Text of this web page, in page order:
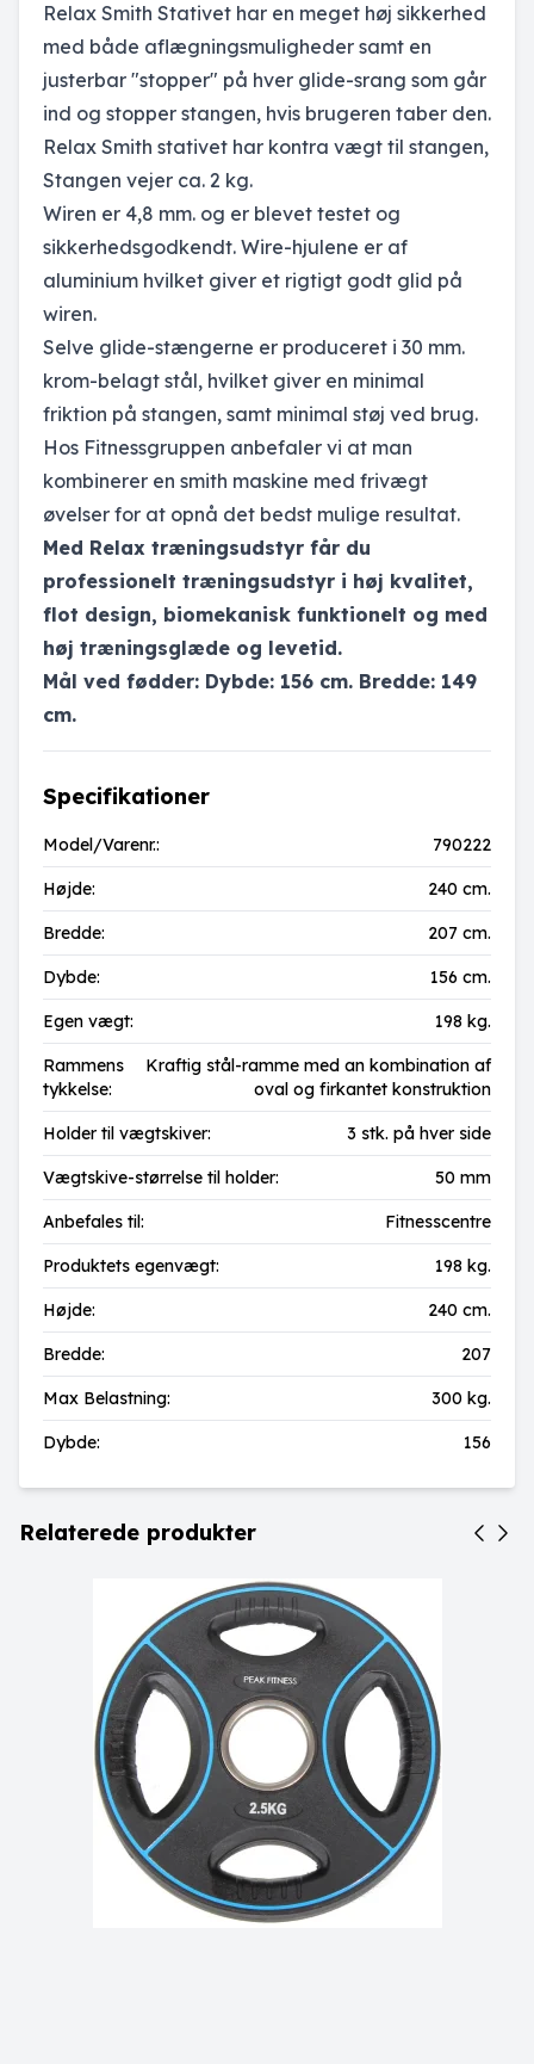
Relax Smith Stativet har en meget høj sikkerhed
med både aflægningsmuligheder samt en
justerbar "stopper" på hver glide-srang som går
ind og stopper stangen, hvis brugeren taber den.
Relax Smith stativet har kontra vægt til stangen,
Stangen vejer ca. 2 kg.
Wiren er 4,8 mm. og er blevet testet og
sikkerhedsgodkendt. Wire-hjulene er af
aluminium hvilket giver et rigtigt godt glid på
wiren.
Selve glide-stængerne er produceret i 30 mm.
krom-belagt stål, hvilket giver en minimal
friktion på stangen, samt minimal støj ved brug.
Hos Fitnessgruppen anbefaler vi at man
kombinerer en smith maskine med frivægt
øvelser for at opnå det bedst mulige resultat.
Med Relax træningsudstyr får du
professionelt træningsudstyr i høj kvalitet,
flot design, biomekanisk funktionelt og med
høj træningsglæde og levetid.
Mål ved fødder: Dybde: 156 cm. Bredde: 149
cm.
Specifikationer
Model/Varenr.: 790222
Højde: 240 cm.
Bredde: 207 cm.
Dybde: 156 cm.
Egen vægt: 198 kg.
Rammens
tykkelse:
Kraftig stål-ramme med an kombination af
oval og firkantet konstruktion
Holder til vægtskiver: 3 stk. på hver side
Vægtskive-størrelse til holder: 50 mm
Anbefales til: Fitnesscentre
Produktets egenvægt: 198 kg.
Højde: 240 cm.
Bredde: 207
Max Belastning: 300 kg.
Dybde: 156
Relaterede produkter